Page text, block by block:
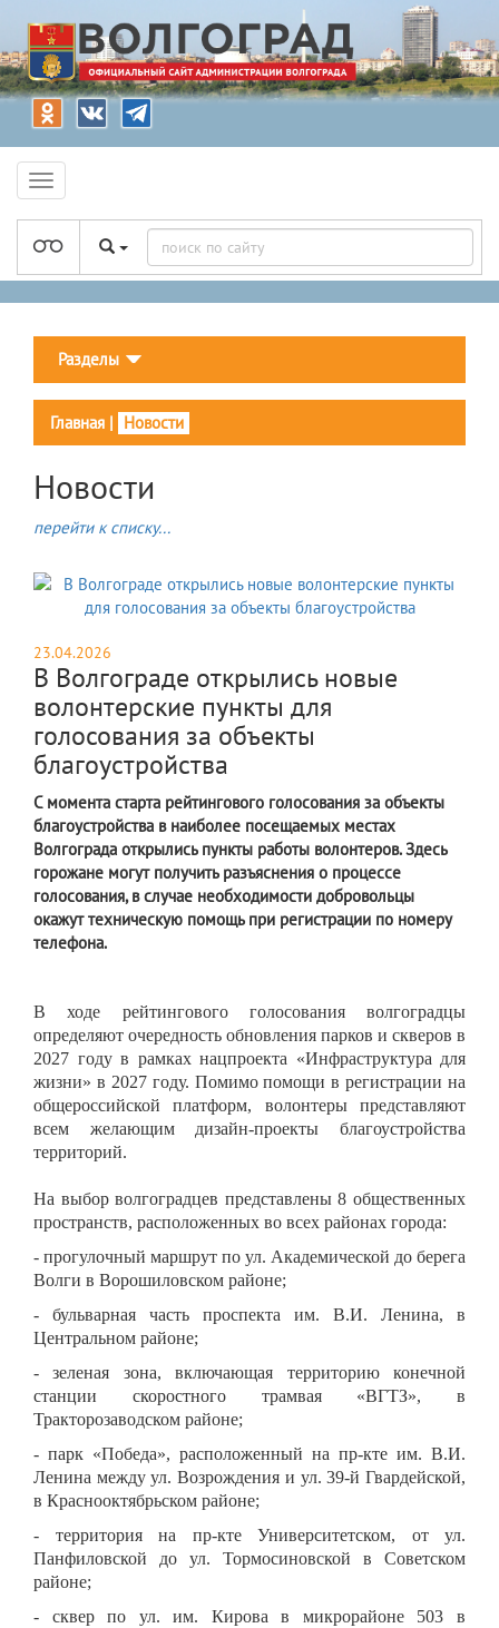
Разделы
Главная | Новости
Новости
перейти к списку...
23.04.2026
В Волгограде открылись новые
волонтерские пункты для
голосования за объекты
благоустройства
С момента старта рейтингового голосования за объекты
благоустройства в наиболее посещаемых местах
Волгограда открылись пункты работы волонтеров. Здесь
горожане могут получить разъяснения о процессе
голосования, в случае необходимости добровольцы
окажут техническую помощь при регистрации по номеру
телефона.
В ходе рейтингового голосования волгоградцы
определяют очередность обновления парков и скверов в
2027 году в рамках нацпроекта «Инфраструктура для
жизни» в 2027 году. Помимо помощи в регистрации на
общероссийской платформ, волонтеры представляют
всем желающим дизайн-проекты благоустройства
территорий.
На выбор волгоградцев представлены 8 общественных
пространств, расположенных во всех районах города:
- прогулочный маршрут по ул. Академической до берега
Волги в Ворошиловском районе;
- бульварная часть проспекта им. В.И. Ленина, в
Центральном районе;
- зеленая зона, включающая территорию конечной
станции скоростного трамвая «ВГТЗ», в
Тракторозаводском районе;
- парк «Победа», расположенный на пр-кте им. В.И.
Ленина между ул. Возрождения и ул. 39-й Гвардейской,
в Краснооктябрьском районе;
- территория на пр-кте Университетском, от ул.
Панфиловской до ул. Тормосиновской в Советском
районе;
- сквер по ул. им. Кирова в микрорайоне 503 в